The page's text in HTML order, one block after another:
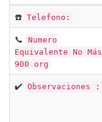
☎️ Telefono:
📞 Numero
Equivalente No Más
900 org
✔️ Observaciones :